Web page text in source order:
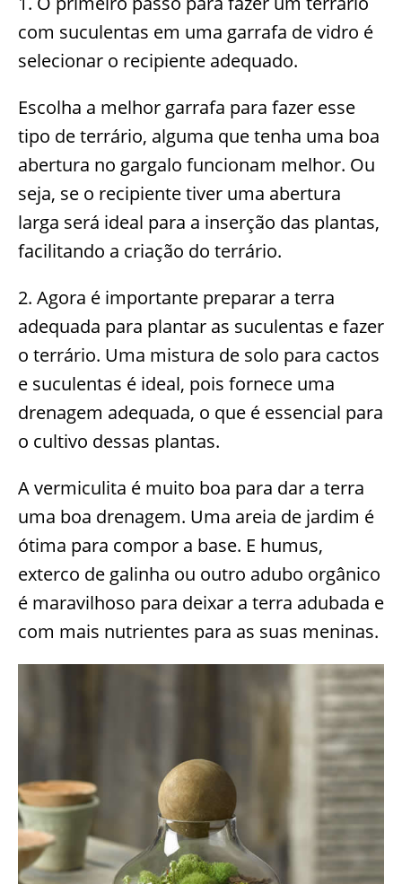
com suculentas em uma garrafa de vidro é
selecionar o recipiente adequado.
Escolha a melhor garrafa para fazer esse
tipo de terrário, alguma que tenha uma boa
abertura no gargalo funcionam melhor. Ou
seja, se o recipiente tiver uma abertura
larga será ideal para a inserção das plantas,
facilitando a criação do terrário.
2. Agora é importante preparar a terra
adequada para plantar as suculentas e fazer
o terrário. Uma mistura de solo para cactos
e suculentas é ideal, pois fornece uma
drenagem adequada, o que é essencial para
o cultivo dessas plantas.
A vermiculita é muito boa para dar a terra
uma boa drenagem. Uma areia de jardim é
ótima para compor a base. E humus,
exterco de galinha ou outro adubo orgânico
é maravilhoso para deixar a terra adubada e
com mais nutrientes para as suas meninas.